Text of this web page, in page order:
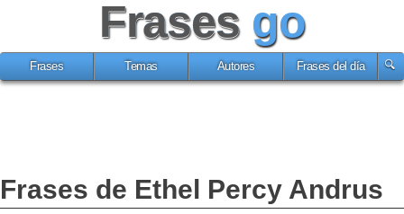
Frases go
Frases Temas Autores Frases del día
Frases de Ethel Percy Andrus